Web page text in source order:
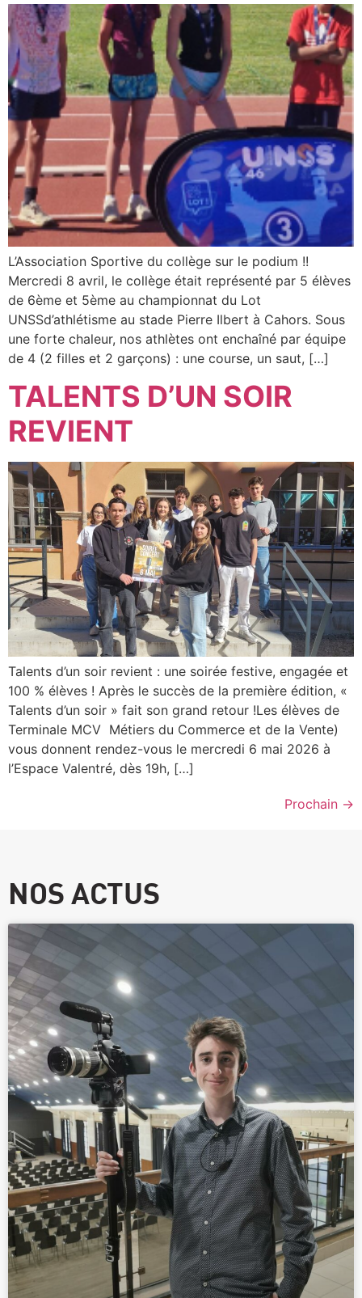
L’Association Sportive du collège sur le podium !!
Mercredi 8 avril, le collège était représenté par 5 élèves
de 6ème et 5ème au championnat du Lot
UNSSd’athlétisme au stade Pierre Ilbert à Cahors. Sous
une forte chaleur, nos athlètes ont enchaîné par équipe
de 4 (2 filles et 2 garçons) : une course, un saut, […]
TALENTS D’UN SOIR
REVIENT
Talents d’un soir revient : une soirée festive, engagée et
100 % élèves ! Après le succès de la première édition, «
Talents d’un soir » fait son grand retour !Les élèves de
Terminale MCV Métiers du Commerce et de la Vente)
vous donnent rendez-vous le mercredi 6 mai 2026 à
l’Espace Valentré, dès 19h, […]
Prochain →
NOS ACTUS